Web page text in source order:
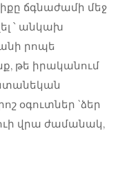
ճգնաժամի մեջ
՝ անկախ
րոպե
թե իրականում
օգուտներ `ձեր
վրա ժամանակ,